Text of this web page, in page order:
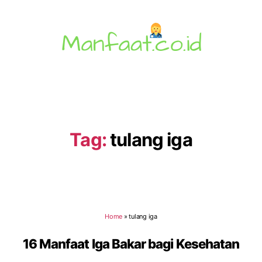
Tag:tulang iga
Home »tulang iga
16 Manfaat Iga Bakar bagi Kesehatan